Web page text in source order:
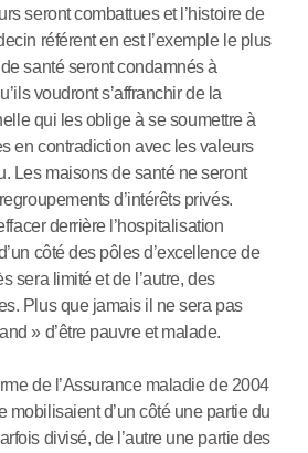
seront combattues et l’histoire de
référent en est l’exemple le plus
santé seront condamnés à
voudront s’affranchir de la
qui les oblige à se soumettre à
en contradiction avec les valeurs
Les maisons de santé ne seront
d’intérêts privés.
derrière l’hospitalisation
côté des pôles d’excellence de
sera limité et de l’autre, des
Plus que jamais il ne sera pas
» d’être pauvre et malade.
de l’Assurance maladie de 2004
mobilisaient d’un côté une partie du
divisé, de l’autre une partie des